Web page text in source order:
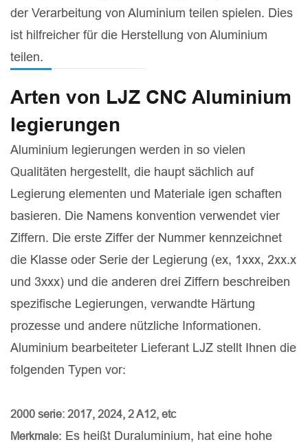
der Verarbeitung von Aluminium teilen spielen. Dies
ist hilfreicher für die Herstellung von Aluminium
teilen.
Arten von LJZ CNC Aluminium
legierungen
Aluminium legierungen werden in so vielen
Qualitäten hergestellt, die haupt sächlich auf
Legierung elementen und Materiale igen schaften
basieren. Die Namens konvention verwendet vier
Ziffern. Die erste Ziffer der Nummer kennzeichnet
die Klasse oder Serie der Legierung (ex, 1xxx, 2xx.x
und 3xxx) und die anderen drei Ziffern beschreiben
spezifische Legierungen, verwandte Härtung
prozesse und andere nützliche Informationen.
Aluminium bearbeiteter Lieferant LJZ stellt Ihnen die
folgenden Typen vor:
2000 serie: 2017, 2024, 2 A12, etc
Merkmale: Es heißt Duraluminium, hat eine hohe